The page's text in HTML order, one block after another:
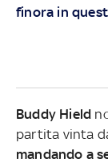
finora in
Buddy Hield
partita vinta
mandando a